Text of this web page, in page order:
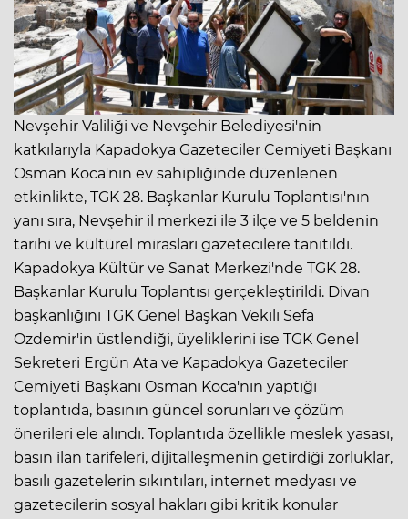
Nevşehir Valiliği ve Nevşehir Belediyesi'nin
katkılarıyla Kapadokya Gazeteciler Cemiyeti Başkanı
Osman Koca'nın ev sahipliğinde düzenlenen
etkinlikte, TGK 28. Başkanlar Kurulu Toplantısı'nın
yanı sıra, Nevşehir il merkezi ile 3 ilçe ve 5 beldenin
tarihi ve kültürel mirasları gazetecilere tanıtıldı.
Kapadokya Kültür ve Sanat Merkezi'nde TGK 28.
Başkanlar Kurulu Toplantısı gerçekleştirildi. Divan
başkanlığını TGK Genel Başkan Vekili Sefa
Özdemir'in üstlendiği, üyeliklerini ise TGK Genel
Sekreteri Ergün Ata ve Kapadokya Gazeteciler
Cemiyeti Başkanı Osman Koca'nın yaptığı
toplantıda, basının güncel sorunları ve çözüm
önerileri ele alındı. Toplantıda özellikle meslek yasası,
basın ilan tarifeleri, dijitalleşmenin getirdiği zorluklar,
basılı gazetelerin sıkıntıları, internet medyası ve
gazetecilerin sosyal hakları gibi kritik konular